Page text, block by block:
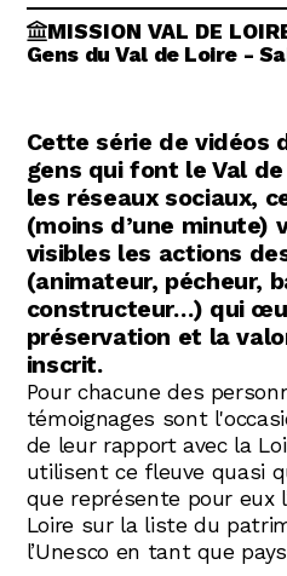
MISSION VAL DE
Gens du Val de Loire -
Cette série de vidéos
gens qui font le Val
les réseaux sociaux,
(moins d’une minute)
visibles les actions
(animateur, pécheur,
constructeur…) qui
préservation et la
inscrit.
Pour chacune des
témoignages sont
de leur rapport avec la
utilisent ce fleuve quasi
que représente pour eux
Loire sur la liste du
l’Unesco en tant que
G La Garzette
N La Newsletter
Les dernières
patrimoine mondial
dans votre boîte mail.